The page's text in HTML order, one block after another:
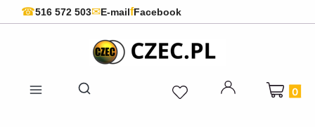
☎516 572 503✉E-mailfFacebook
Otwórz wyszukiwarkę
Produkty